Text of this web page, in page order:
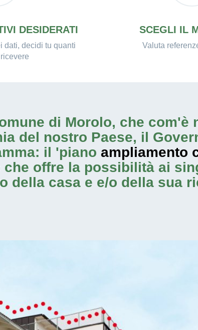
DESIDERATI
dati, decidi tu quanti
SCEGLI IL
Valuta
di Morolo, che com'è
del nostro Paese, il
il 'piano ampliamento
che offre la possibilità ai
della casa e e/o della sua